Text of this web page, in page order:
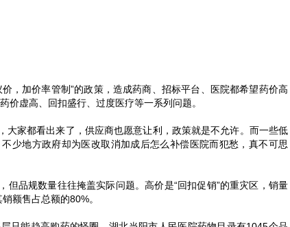
，加价率管制”的政策，造成药商、招标平台、医院都希望药价高
价虚高、回扣盛行、过度医疗等一系列问题。
大家都看出来了，供应商也愿意让利，政策就是不允许。而一些低
少地方政府却为医改取消加成后怎么补偿医院而犯愁，真不可思
品规数量往往掩盖实际问题。高价是“回扣促销”的重灾区，销量
额售占总额的80%。